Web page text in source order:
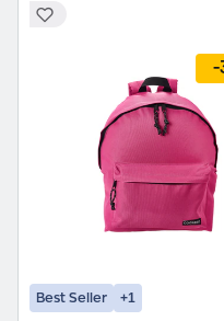
-
Best Seller +1